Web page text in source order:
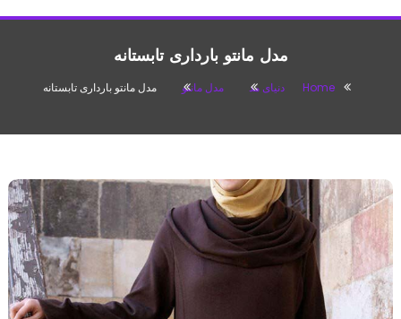
مدل مانتو بارداری تابستانه
Home دنیای مد مدل مانتو مدل مانتو بارداری تابستانه